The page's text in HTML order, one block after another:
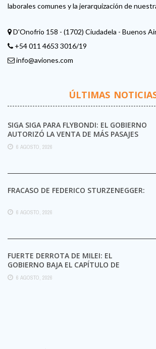
laborales comunes y la jerarquización de
D'Onofrio 158 - (1702) Ciudadela - Buenos
+54 011 4653 3016/19
info@aviones.com
ÚLTIMAS
SIGA SIGA PARA FLYBONDI: EL GOBIERNO
AUTORIZÓ LA VENTA DE MÁS PASAJES
6 AGOSTO, 2026
FRACASO DE FEDERICO STURZENEGGER:
6 AGOSTO, 2026
FUERTE DERROTA DE MILEI: EL
GOBIERNO BAJA EL CAPÍTULO DE
EXTRANJERIZACIÓN DE TIERRAS
6 AGOSTO, 2026